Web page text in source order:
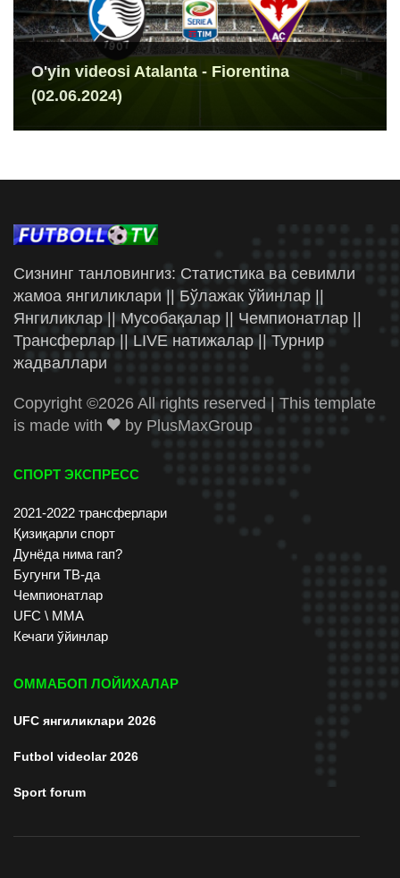
O'yin videosi Atalanta - Fiorentina
(02.06.2024)
Сизнинг танловингиз: Статистика ва севимли
жамоа янгиликлари || Бўлажак ўйинлар ||
Янгиликлар || Мусобақалар || Чемпионатлар ||
Трансферлар || LIVE натижалар || Турнир
жадваллари
Copyright ©2026 All rights reserved | This template
is made with
by PlusMaxGroup
СПОРТ ЭКСПРЕСС
2021-2022 трансферлари
Қизиқарли спорт
Дунёда нима гап?
Бугунги ТВ-да
Чемпионатлар
UFC \ ММА
Кечаги ўйинлар
ОММАБОП ЛОЙИХАЛАР
UFC янгиликлари 2026
Futbol videolar 2026
Sport forum